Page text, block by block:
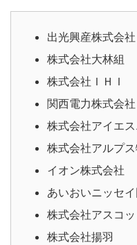
出光興産株式会社
株式会社大林組
株式会社ＩＨＩ
関西電力株式会社
株式会社アイエ
株式会社アルプ
イオン株式会社
あいおいニッセ
株式会社アスコッ
株式会社揚羽